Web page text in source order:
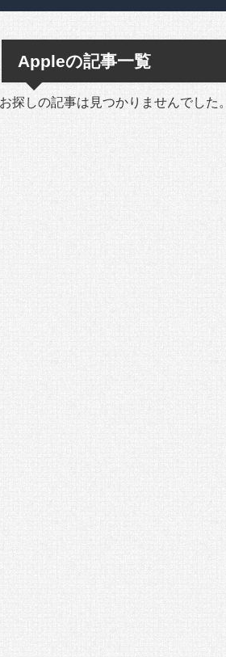
Appleの記事一覧
お探しの記事は見つかりませんでした。